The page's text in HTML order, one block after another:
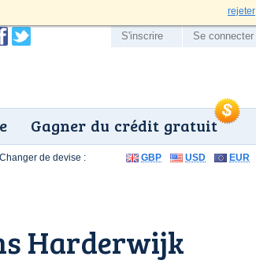
rejeter
Gagner du crédit gratuit
S'inscrire Se connecter
Harderwijk
Changer de devise : GBP USD EUR